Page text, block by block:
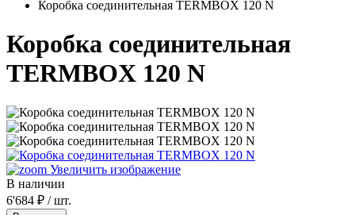
Коробка соединительная TERMBOX 120 N
Коробка соединительная
TERMBOX 120 N
Увеличить изображение
В наличии
6'684 ₽ / шт.